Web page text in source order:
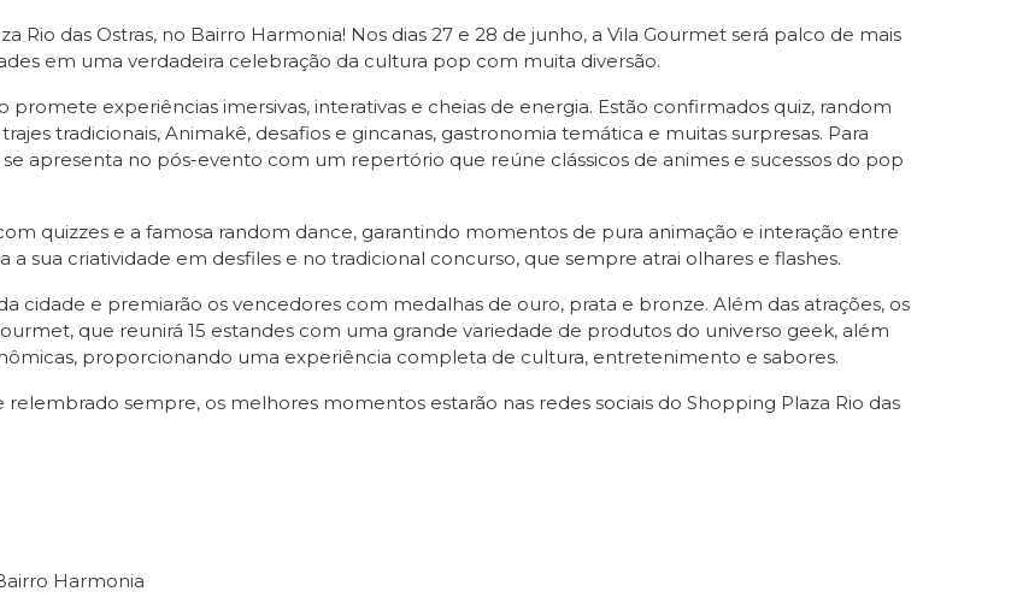
Rio das Ostras, no Bairro Harmonia! Nos dias 27 e 28 de junho, a Vila Gourmet será palco de mais
em uma verdadeira celebração da cultura pop com muita diversão.
experiências imersivas, interativas e cheias de energia. Estão confirmados quiz, random
tradicionais, Animakê, desafios e gincanas, gastronomia temática e muitas surpresas. Para
apresenta no pós-evento com um repertório que reúne clássicos de animes e sucessos do pop
quizzes e a famosa random dance, garantindo momentos de pura animação e interação entre
sua criatividade em desfiles e no tradicional concurso, que sempre atrai olhares e flashes.
cidade e premiarão os vencedores com medalhas de ouro, prata e bronze. Além das atrações, os
que reunirá 15 estandes com uma grande variedade de produtos do universo geek, além
proporcionando uma experiência completa de cultura, entretenimento e sabores.
sempre, os melhores momentos estarão nas redes sociais do Shopping Plaza Rio das
Harmonia